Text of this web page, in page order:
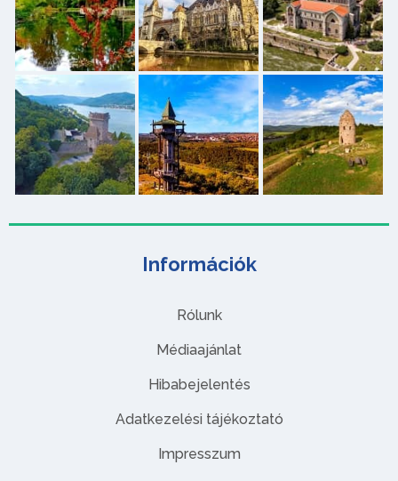
Információk
Rólunk
Médiaajánlat
Hibabejelentés
Adatkezelési tájékoztató
Impresszum